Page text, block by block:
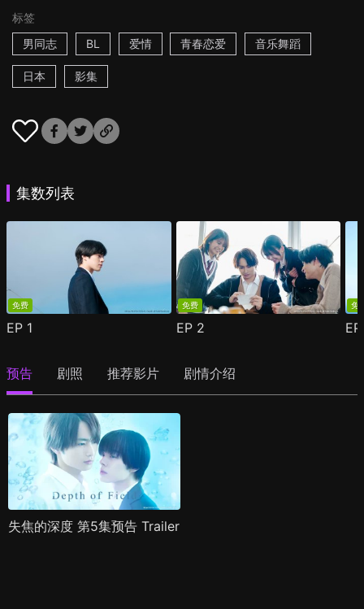
标签
男同志
BL 爱情 青春恋爱 音乐舞蹈
日本 影集
集数列表
免费
EP 1
免费
EP 2
免
预告 剧照 推荐影片 剧情介绍
失焦的深度 第5集预告 Trailer